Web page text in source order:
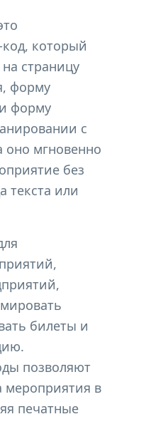
который
страницу
форму
форму
с
мгновенно
без
текста или
билеты и
позволяют
мероприятия в
печатные